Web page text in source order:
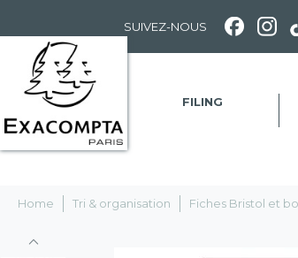
SUIVEZ-NOUS
FILING
Home Tri & organisation Fiches Bristol et